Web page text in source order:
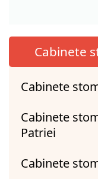
Cabinete
Cabinete
Cabinete
Patriei
Cabinete